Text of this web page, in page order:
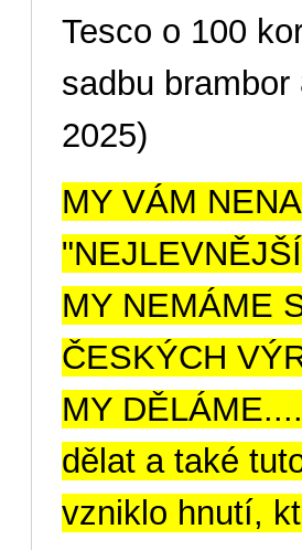
Tesco o 100
sadbu
2025)
MY VÁM
MY NEMÁME
ČESKÝCH
MY
dělat a také
vzniklo hnutí,